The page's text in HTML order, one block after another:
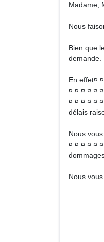
Madame,
Nous
Bien que
demande.
En effet¤
¤ ¤ ¤ ¤ ¤
¤ ¤ ¤ ¤ ¤
délais
Nous
¤ ¤ ¤ ¤ ¤
Nous